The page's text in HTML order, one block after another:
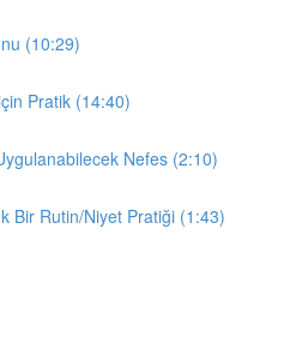
(10:29)
Pratik (14:40)
Nefes (2:10)
Bir Rutin/Niyet Pratiği (1:43)